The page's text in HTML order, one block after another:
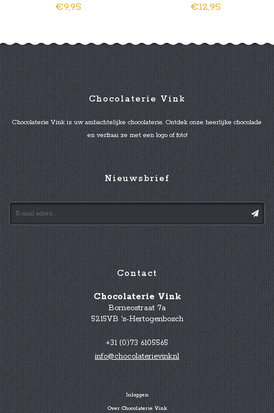
€9,95 Foto/Logo
€12,95
Chocolaterie Vink
Chocolaterie Vink is uw ambachtelijke chocolaterie. Ontdek onze heerlijke chocolade
en verfraai ze met een logo of foto!
Nieuwsbrief
Contact
Chocolaterie Vink
Borneostraat 7a
5215VB 's-Hertogenbosch
+31 (0)73 6105565
info@chocolaterievink.nl
Inloggen
Over Chocolaterie Vink